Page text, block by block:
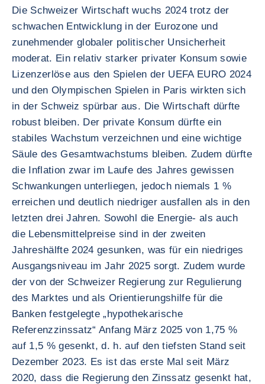
Die Schweizer Wirtschaft wuchs 2024 trotz der
schwachen Entwicklung in der Eurozone und
zunehmender globaler politischer Unsicherheit
moderat. Ein relativ starker privater Konsum sowie
Lizenzerlöse aus den Spielen der UEFA EURO 2024
und den Olympischen Spielen in Paris wirkten sich
in der Schweiz spürbar aus. Die Wirtschaft dürfte
robust bleiben. Der private Konsum dürfte ein
stabiles Wachstum verzeichnen und eine wichtige
Säule des Gesamtwachstums bleiben. Zudem dürfte
die Inflation zwar im Laufe des Jahres gewissen
Schwankungen unterliegen, jedoch niemals 1 %
erreichen und deutlich niedriger ausfallen als in den
letzten drei Jahren. Sowohl die Energie- als auch
die Lebensmittelpreise sind in der zweiten
Jahreshälfte 2024 gesunken, was für ein niedriges
Ausgangsniveau im Jahr 2025 sorgt. Zudem wurde
der von der Schweizer Regierung zur Regulierung
des Marktes und als Orientierungshilfe für die
Banken festgelegte „hypothekarische
Referenzzinssatz“ Anfang März 2025 von 1,75 %
auf 1,5 % gesenkt, d. h. auf den tiefsten Stand seit
Dezember 2023. Es ist das erste Mal seit März
2020, dass die Regierung den Zinssatz gesenkt hat,